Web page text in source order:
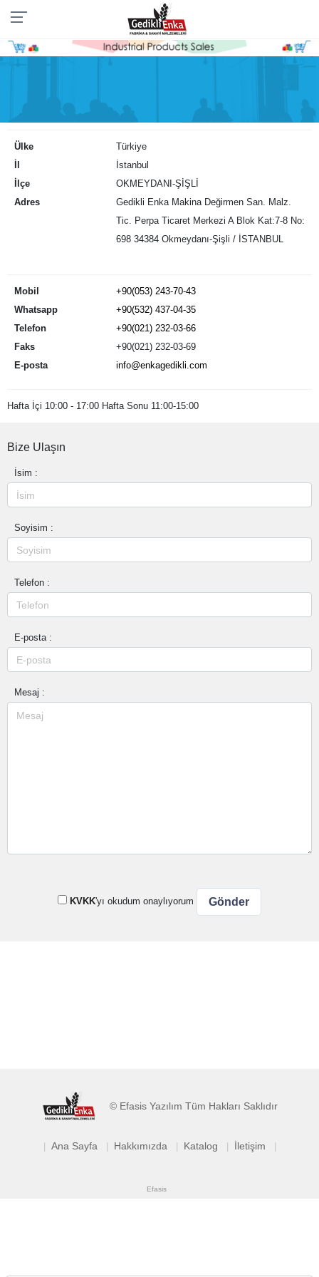
Ülke
Türkiye
İstanbul
İlçe
OKMEYDANI-ŞİŞLİ
Adres
Gedikli Enka Makina Değirmen San. Malz.
Tic. Perpa Ticaret Merkezi A Blok Kat:7-8 No:
698 34384 Okmeydanı-Şişli / İSTANBUL
Mobil
+90(053) 243-70-43
Whatsapp
+90(532) 437-04-35
Telefon
+90(021) 232-03-66
Faks
+90(021) 232-03-69
E-posta
info@enkagedikli.com
Hafta İçi 10:00 - 17:00 Hafta Sonu 11:00-15:00
Bize Ulaşın
İsim :
Soyisim :
Telefon :
E-posta :
Mesaj :
KVKK'yı okudum onaylıyorum
© Efasis Yazılım Tüm Hakları Saklıdır
Ana Sayfa Hakkımızda Katalog İletişim
Efasis